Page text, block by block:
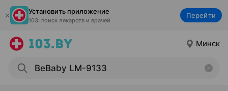
Установить приложение
103: поиск лекарств и врачей
Перейти
Минск